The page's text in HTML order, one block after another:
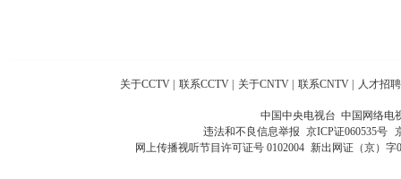
关于CCTV 联系CCTV 关于CNTV 联系CNTV 人才招聘
中国中央电视台 中国网络电
违法和不良信息举报 京ICP证060535号
网上传播视听节目许可证号 0102004 新出网证（京）